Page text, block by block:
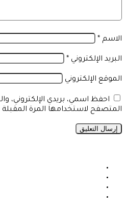
الاسم *
البريد الإلكتروني *
الموقع الإلكتروني
احفظ اسمي، بريدي الإلكتروني،
المتصفح لاستخدامها المرة